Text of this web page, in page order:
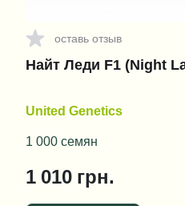
оставь отзыв
Найт Леди F1 (Night
United Genetics
1 000 семян
1 010 грн.